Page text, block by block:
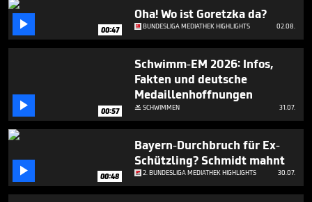
 00:47
Oha! Wo ist Goretzka da?
BUNDESLIGA MEDIATHEK HIGHLIGHTS 02.08.
 00:57
Schwimm-EM 2026: Infos,
Fakten und deutsche
Medaillenhoffnungen
SCHWIMMEN 31.07.
 00:48
Bayern-Durchbruch für Ex-
Schützling? Schmidt mahnt
2. BUNDESLIGA MEDIATHEK HIGHLIGHTS 30.07.